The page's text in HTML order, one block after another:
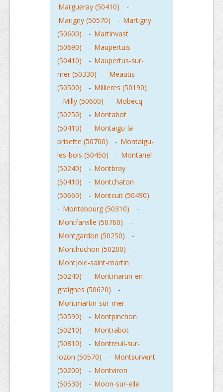
Margueray (50410)
-
Marigny (50570)
- Martigny
(50600)
- Martinvast
(50690)
- Maupertuis
(50410)
- Maupertus-sur-
mer (50330)
- Meautis
(50500)
- Millieres (50190)
- Milly (50600) - Mobecq
(50250)
- Montabot
(50410)
- Montaigu-la-
brisette (50700)
- Montaigu-
les-bois (50450)
- Montanel
(50240)
- Montbray
(50410)
- Montchaton
(50660)
- Montcuit (50490)
- Montebourg (50310)
-
Montfarville (50760)
-
Montgardon (50250)
-
Monthuchon (50200)
-
Montjoie-saint-martin
(50240)
- Montmartin-en-
graignes (50620)
-
Montmartin-sur-mer
(50590)
- Montpinchon
(50210)
- Montrabot
(50810)
- Montreuil-sur-
lozon (50570)
- Montsurvent
(50200)
- Montviron
(50530)
- Moon-sur-elle